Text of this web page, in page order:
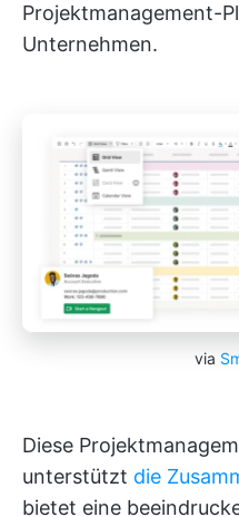
Projektmanagement-
Unternehmen.
via
Diese
unterstützt die
bietet eine